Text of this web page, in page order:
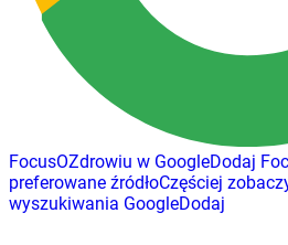
FocusOZdrowiu w GoogleDodaj
preferowane źródłoCzęściej
wyszukiwania GoogleDodaj